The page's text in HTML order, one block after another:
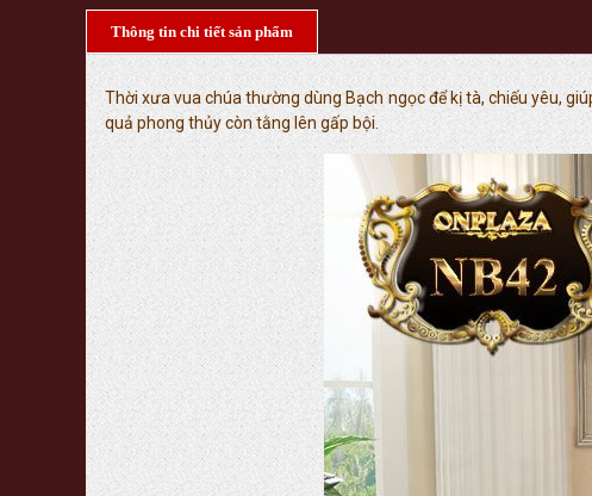
Thông tin chi tiết sản phẩm
Thời xưa vua chúa thường dùng Bạch ngọc để kị tà, chiếu yêu,
quả phong thủy còn tằng lên gấp bội.